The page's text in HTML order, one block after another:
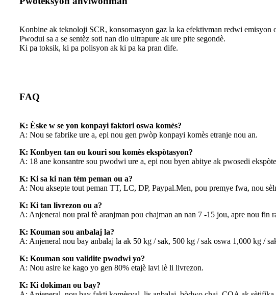
Konbine ak teknoloji SCR, konsomasyon gaz la ka efektivman redwi
Pwodui sa a se sentèz soti nan dlo ultrapure ak ure pite segondè.
Ki pa toksik, ki pa polisyon ak ki pa ka pran dife.
FAQ
K: Èske w se yon konpayi faktori oswa komès?
A: Nou se fabrike ure a, epi nou gen pwòp konpayi komès etranje nou an.
K: Konbyen tan ou kouri sou komès ekspòtasyon?
A: 18 ane konsantre sou pwodwi ure a, epi nou byen abitye ak pwosedi
K: Ki sa ki nan tèm peman ou a?
A: Nou aksepte tout peman TT, LC, DP, Paypal.Men, pou premye fwa, nou
K: Ki tan livrezon ou a?
A: Anjeneral nou pral fè aranjman pou chajman an nan 7 -15 jou, apre nou fin
K: Kouman sou anbalaj la?
A: Anjeneral nou bay anbalaj la ak 50 kg / sak, 500 kg / sak oswa 1,000 kg /
K: Kouman sou validite pwodwi yo?
A: Nou asire ke kago yo gen 80% etajè lavi lè li livrezon.
K: Ki dokiman ou bay?